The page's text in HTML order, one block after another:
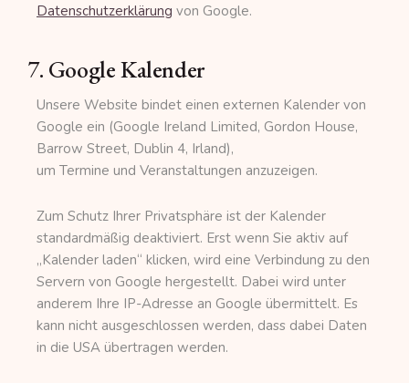
Datenschutzerklärung von Google.
7. Google Kalender
Unsere Website bindet einen externen Kalender von
Google ein (Google Ireland Limited, Gordon House,
Barrow Street, Dublin 4, Irland),
um Termine und Veranstaltungen anzuzeigen.
Zum Schutz Ihrer Privatsphäre ist der Kalender
standardmäßig deaktiviert. Erst wenn Sie aktiv auf
„Kalender laden“ klicken, wird eine Verbindung zu den
Servern von Google hergestellt. Dabei wird unter
anderem Ihre IP-Adresse an Google übermittelt. Es
kann nicht ausgeschlossen werden, dass dabei Daten
in die USA übertragen werden.